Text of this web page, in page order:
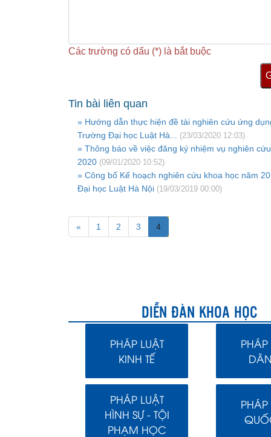
Các trường có dấu (*) là bắt buộc
Tin bài liên quan
» Hướng dẫn thực hiện đề tài nghiên cứu ứng
Trường Đại học Luật Hà...
(23/03/2020 12:03)
» Thông báo về việc đăng ký nhiệm vụ nghiên
2020 (09/01/2020 10:52)
» Công bố Kế hoạch nghiên cứu khoa học năm
Đại học Luật Hà Nội (19/03/2019 00:00)
« 1 2 3 4
DIỄN ĐÀN KHOA HỌC
PHÁP LUẬT
KINH TẾ
PHÁP
PHÁP LUẬT
HÌNH SỰ - TỘI
PHẠM HỌC
PHÁP